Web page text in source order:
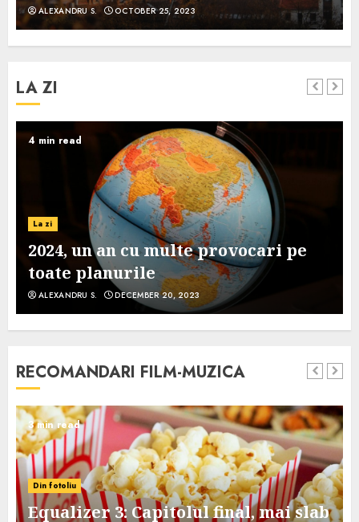
ALEXANDRU S. OCTOBER 25, 2023
LA ZI
4 min read
La zi
2024, un an cu multe provocari pe
toate planurile
ALEXANDRU S. DECEMBER 20, 2023
RECOMANDARI FILM-MUZICA
3 min read
Din fotoliu
Equalizer 3: Capitolul final, mai slab